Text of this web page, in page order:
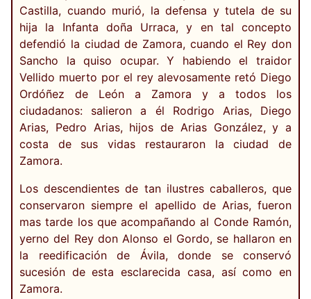
Castilla, cuando murió, la defensa y tutela de su
hija la Infanta doña Urraca, y en tal concepto
defendió la ciudad de Zamora, cuando el Rey don
Sancho la quiso ocupar. Y habiendo el traidor
Vellido muerto por el rey alevosamente retó Diego
Ordóñez de León a Zamora y a todos los
ciudadanos: salieron a él Rodrigo Arias, Diego
Arias, Pedro Arias, hijos de Arias González, y a
costa de sus vidas restauraron la ciudad de
Zamora.
Los descendientes de tan ilustres caballeros, que
conservaron siempre el apellido de Arias, fueron
mas tarde los que acompañando al Conde Ramón,
yerno del Rey don Alonso el Gordo, se hallaron en
la reedificación de Ávila, donde se conservó
sucesión de esta esclarecida casa, así como en
Zamora.